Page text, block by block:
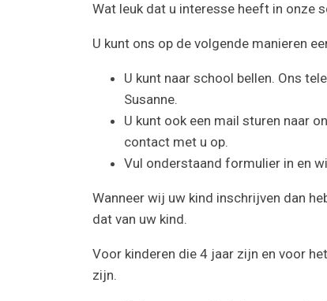
Wat leuk dat u interesse heeft in onze
U kunt ons op de volgende manieren
U kunt naar school bellen. Ons
Susanne.
U kunt ook een mail sturen naar
contact met u op.
Vul onderstaand formulier in en
Wanneer wij uw kind inschrijven dan
dat van uw kind.
Voor kinderen die 4 jaar zijn en voor
zijn.